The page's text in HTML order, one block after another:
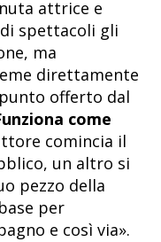
attrice e
spettacoli gli
ma
direttamente
offerto dal
come
comincia il
un altro si
pezzo della
per
e così via».